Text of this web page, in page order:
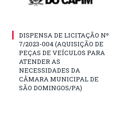
DISPENSA DE LICITAÇÃO Nº
7/2023-004 (AQUISIÇÃO DE
PEÇAS DE VEÍCULOS PARA
ATENDER AS
NECESSIDADES DA
CÂMARA MUNICIPAL DE
SÃO DOMINGOS/PA)